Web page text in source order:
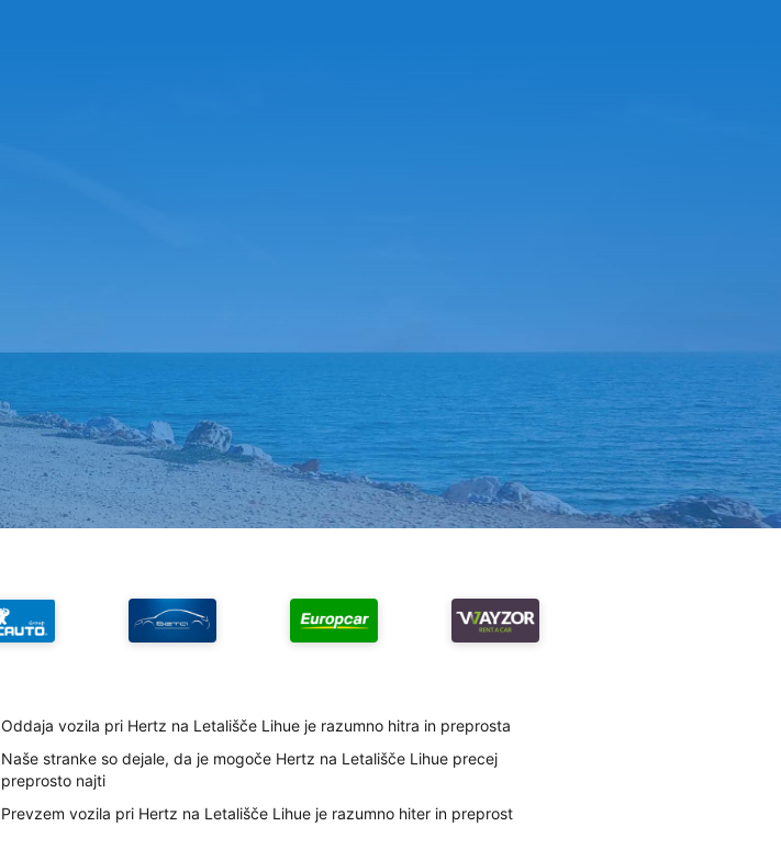
Oddaja vozila pri Hertz na Letališče Lihue je razumno hitra in preprosta
Naše stranke so dejale, da je mogoče Hertz na Letališče Lihue precej
preprosto najti
Prevzem vozila pri Hertz na Letališče Lihue je razumno hiter in preprost